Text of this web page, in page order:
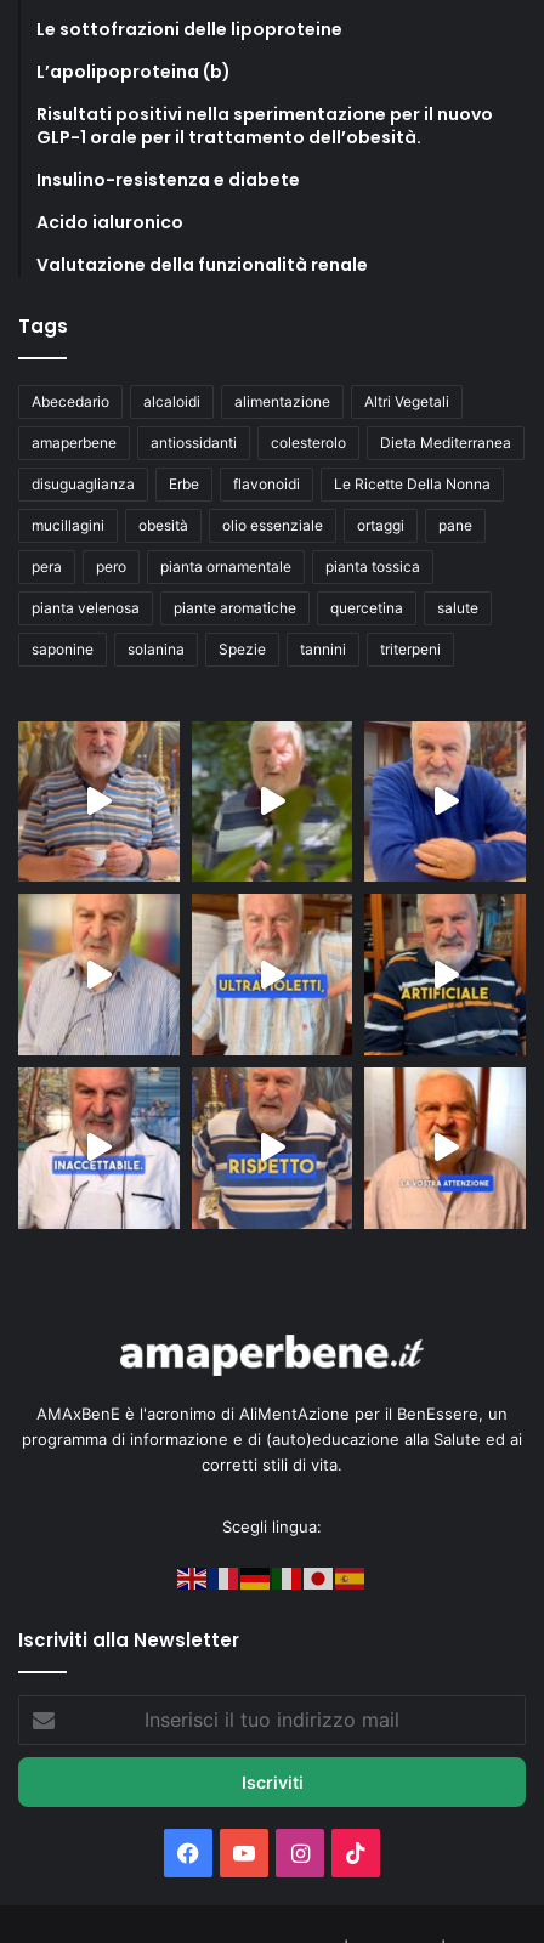
Le sottofrazioni delle lipoproteine
L’apolipoproteina (b)
Risultati positivi nella sperimentazione per il nuovo
GLP-1 orale per il trattamento dell’obesità.
Insulino-resistenza e diabete
Acido ialuronico
Valutazione della funzionalità renale
Tags
Abecedario alcaloidi alimentazione Altri Vegetali
amaperbene antiossidanti colesterolo Dieta Mediterranea
disuguaglianza Erbe flavonoidi Le Ricette Della Nonna
mucillagini obesità olio essenziale ortaggi pane
pera pero pianta ornamentale pianta tossica
pianta velenosa piante aromatiche quercetina salute
saponine solanina Spezie tannini triterpeni
AMAxBenE è l'acronimo di AliMentAzione per il BenEssere, un
programma di informazione e di (auto)educazione alla Salute ed ai
corretti stili di vita.
Scegli lingua:
Iscriviti alla Newsletter
tuo
mail
Facebook
You Instagram